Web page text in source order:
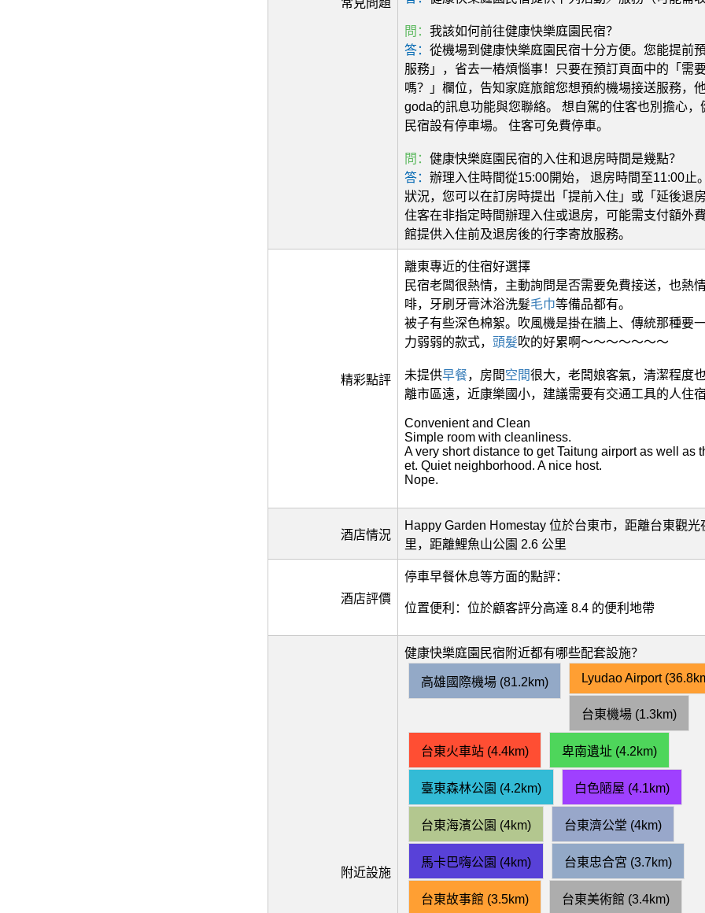
問： 我該如何前往健康快樂庭園民宿？
答： 從機場到健康快樂庭園民宿十分方便。您能提前
服務」，省去一樁煩惱事！只要在預訂頁面中的「需
嗎？」欄位，告知家庭旅館您想預約機場接送服務，
goda的訊息功能與您聯絡。 想自駕的住客也別擔心，
民宿設有停車場。 住客可免費停車。
問： 健康快樂庭園民宿的入住和退房時間是幾點？
答： 辦理入住時間從15:00開始， 退房時間至11:00止
狀況，您可以在訂房時提出「提前入住」或「延後退
住客在非指定時間辦理入住或退房，可能需支付額外
館提供入住前及退房後的行李寄放服務。
精彩點評
離東專近的住宿好選擇
民宿老闆很熱情，主動詢問是否需要免費接送，也熱
啡，牙刷牙膏沐浴洗髮毛巾等備品都有。
被子有些深色棉絮。吹風機是掛在牆上、傳統那種要
力弱弱的款式， 頭髮吹的好累啊～～～～～～～
未提供早餐，房間空間很大，老闆娘客氣，清潔程度
離市區遠，近康樂國小，建議需要有交通工具的人住宿
Convenient and Clean
Simple room with cleanliness.
A very short distance to get Taitung airport as well as
et. Quiet neighborhood. A nice host.
Nope.
酒店情況
Happy Garden Homestay 位於台東市，距離台東觀光
里，距離鯉魚山公園 2.6 公里
酒店評價
停車早餐休息等方面的點評：
位置便利：位於顧客評分高達 8.4 的便利地帶
附近設施
健康快樂庭園民宿附近都有哪些配套設施？
高雄國際機場 (81.2km) Lyudao Airport
台東機場 (1.3km)
台東火車站 (4.4km) 卑南遺址 (4.2km)
臺東森林公園 (4.2km) 白色陋屋 (4.1km)
台東海濱公園 (4km) 台東濟公堂 (4km)
馬卡巴嗨公園 (4km) 台東忠合宮 (3.7km)
台東故事館 (3.5km) 台東美術館 (3.4km)